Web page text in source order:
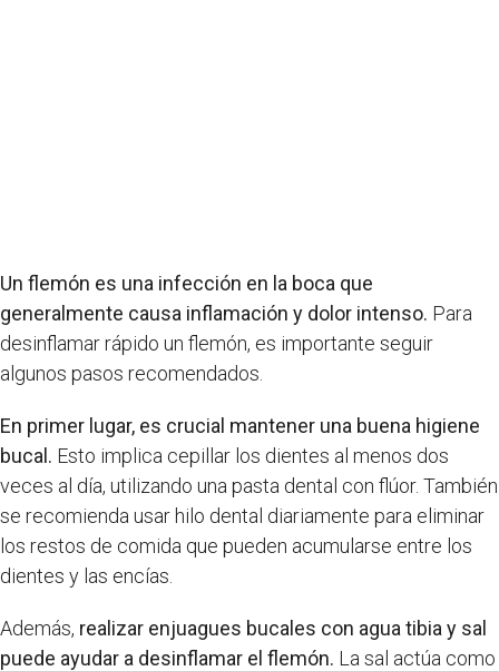
Un flemón es una infección en la boca que
generalmente causa inflamación y dolor intenso. Para
desinflamar rápido un flemón, es importante seguir
algunos pasos recomendados.
En primer lugar, es crucial mantener una buena higiene
bucal. Esto implica cepillar los dientes al menos dos
veces al día, utilizando una pasta dental con flúor. También
se recomienda usar hilo dental diariamente para eliminar
los restos de comida que pueden acumularse entre los
dientes y las encías.
Además, realizar enjuagues bucales con agua tibia y sal
puede ayudar a desinflamar el flemón. La sal actúa como